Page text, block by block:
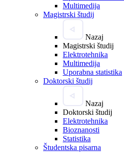
Multimedija
Magistrski študij
Nazaj
Magistrski študij
Elektrotehnika
Multimedija
Uporabna statistika
Doktorski študij
Nazaj
Doktorski študij
Elektrotehnika
Bioznanosti
Statistika
Študentska pisarna